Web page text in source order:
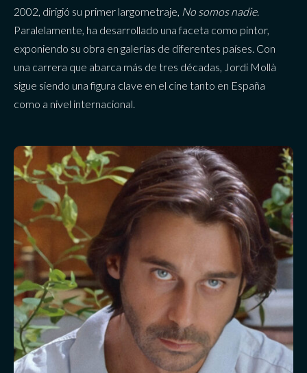
2002, dirigió su primer largometraje, No somos nadie.
Paralelamente, ha desarrollado una faceta como pintor,
exponiendo su obra en galerías de diferentes países. Con
una carrera que abarca más de tres décadas, Jordi Mollà
sigue siendo una figura clave en el cine tanto en España
como a nivel internacional.